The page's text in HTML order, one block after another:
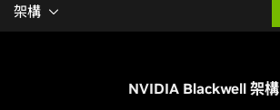
架構
NVIDIA Blackwell 架構